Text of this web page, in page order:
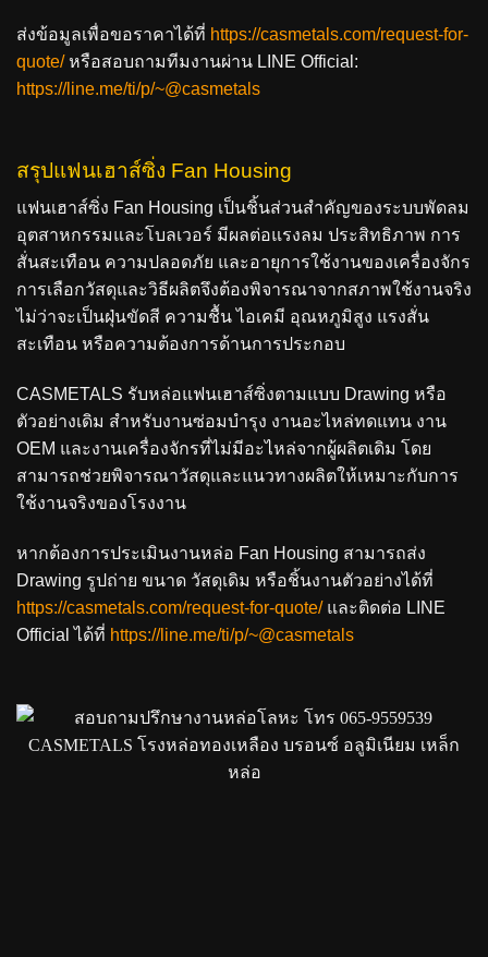
ส่งข้อมูลเพื่อขอราคาได้ที่ https://casmetals.com/request-for-
quote/หรือสอบถามทีมงานผ่าน LINE Official:
https://line.me/ti/p/~@casmetals
สรุปแฟนเฮาส์ซิ่ง Fan Housing
แฟนเฮาส์ซิ่ง Fan Housing เป็นชิ้นส่วนสำคัญของระบบพัดลม
อุตสาหกรรมและโบลเวอร์ มีผลต่อแรงลม ประสิทธิภาพ การ
สั่นสะเทือน ความปลอดภัย และอายุการใช้งานของเครื่องจักร
การเลือกวัสดุและวิธีผลิตจึงต้องพิจารณาจากสภาพใช้งานจริง
ไม่ว่าจะเป็นฝุ่นขัดสี ความชื้น ไอเคมี อุณหภูมิสูง แรงสั่น
สะเทือน หรือความต้องการด้านการประกอบ
CASMETALS รับหล่อแฟนเฮาส์ซิ่งตามแบบ Drawing หรือ
ตัวอย่างเดิม สำหรับงานซ่อมบำรุง งานอะไหล่ทดแทน งาน
OEM และงานเครื่องจักรที่ไม่มีอะไหล่จากผู้ผลิตเดิม โดย
สามารถช่วยพิจารณาวัสดุและแนวทางผลิตให้เหมาะกับการ
ใช้งานจริงของโรงงาน
หากต้องการประเมินงานหล่อ Fan Housing สามารถส่ง
Drawing รูปถ่าย ขนาด วัสดุเดิม หรือชิ้นงานตัวอย่างได้ที่
https://casmetals.com/request-for-quote/และติดต่อ LINE
Official ได้ที่ https://line.me/ti/p/~@casmetals